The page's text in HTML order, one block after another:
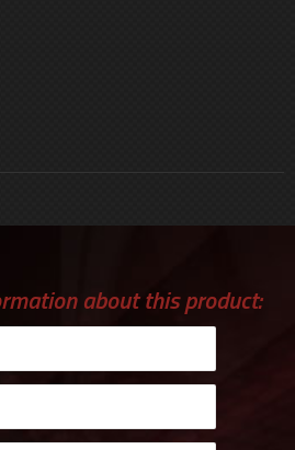
about this product: